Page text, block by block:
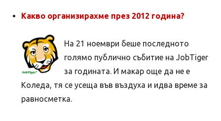
Какво организирахме през 2012 година?
На 21 ноември беше последното
голямо публично събитие на JobTiger
за годината. И макар още да не е
Коледа, тя се усеща във въздуха и идва време за
равносметка.